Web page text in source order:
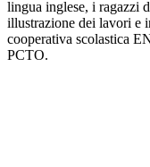
lingua inglese, i ragazzi
illustrazione dei lavori e
cooperativa scolastica
PCTO.